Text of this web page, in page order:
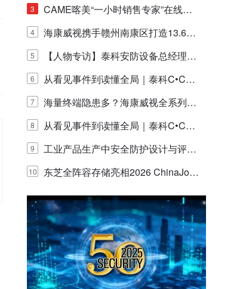
脑机技术商业化生态新路径
3
CAME喀美“一小时销售专家”在线赋
能培训正式启动！
4
海康威视携手赣州南康区打造13.6公
里绿波网
5
【人物专访】泰科安防设备总经理张
宁解码安防出海新范式
6
从看见事件到读懂全局｜泰科C•CUR
E IQ 3.20开启安防运营智能新时代
7
海量终端隐患多？海康威视全系列物
联安全产品，四层守护更放心！
8
从看见事件到读懂全局｜泰科C•CUR
E IQ 3.20开启安防运营智能新时代
9
工业产品生产中安全防护设计与评估
的实践与探讨
10
东芝全阵容存储亮相2026 ChinaJo
y，以海量数据底座赋能“与AI同游”新
体验